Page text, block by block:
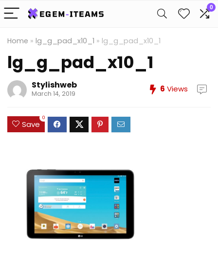
0
Home » lg_g_pad_x10_1 » lg_g_pad_x10_1
lg_g_pad_x10_1
Stylishweb
March 14, 2019 6 Views
Save
0